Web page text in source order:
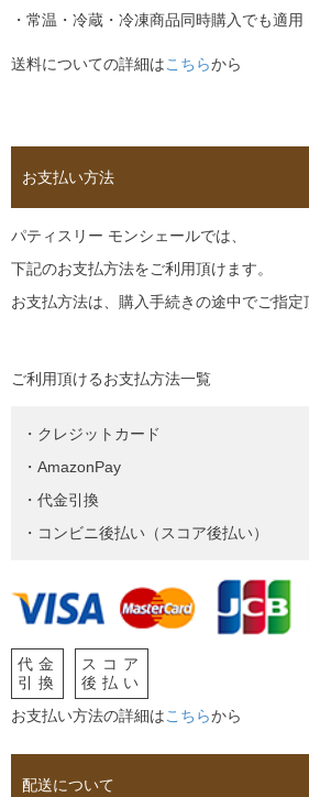
・常温・冷蔵・冷凍商品同時購入でも適用
送料についての詳細はこちらから
お支払い方法
パティスリー モンシェールでは、
下記のお支払方法をご利用頂けます。
お支払方法は、購入手続きの途中でご指定
ご利用頂けるお支払方法一覧
・クレジットカード
・AmazonPay
・代金引換
・コンビニ後払い（スコア後払い）
代金
引換
スコア
後払い
お支払い方法の詳細はこちらから
配送について